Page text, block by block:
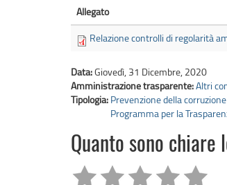
Allegato
Relazione controlli di regolarità
Data:Giovedì, 31 Dicembre, 2020
Amministrazione trasparente:Altri
Tipologia: Prevenzione della corruzione
Programma per la
Quanto sono chiare